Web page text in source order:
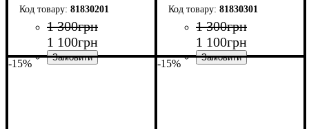
81830201
1 300грн
1 100грн
Колір
81830301
1 300грн
1 100грн
Колір
-15% -15%